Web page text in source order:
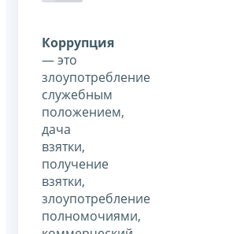
Коррупция
— это
злоупотребление
служебным
положением,
дача
взятки,
получение
взятки,
злоупотребление
полномочиями,